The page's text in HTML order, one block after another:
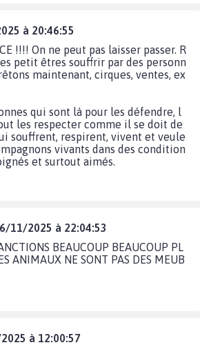
à 20:46:55
!!!! On ne peut pas laisser passer. R
petit êtres souffrir par des personn
maintenant, cirques, ventes, ex
qui sont là pour les défendre, l
les respecter comme il se doit de
souffrent, respirent, vivent et veule
vivants dans des condition
et surtout aimés.
11/2025 à 22:04:53
BEAUCOUP BEAUCOUP PL
ANIMAUX NE SONT PAS DES MEUB
à 12:00:57